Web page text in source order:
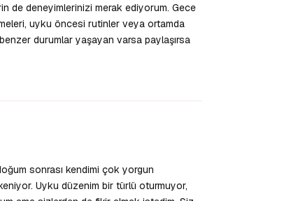
de deneyimlerinizi merak ediyorum. Gece
uyku öncesi rutinler veya ortamda
durumlar yaşayan varsa paylaşırsa
sonrası kendimi çok yorgun
Uyku düzenim bir türlü oturmuyor,